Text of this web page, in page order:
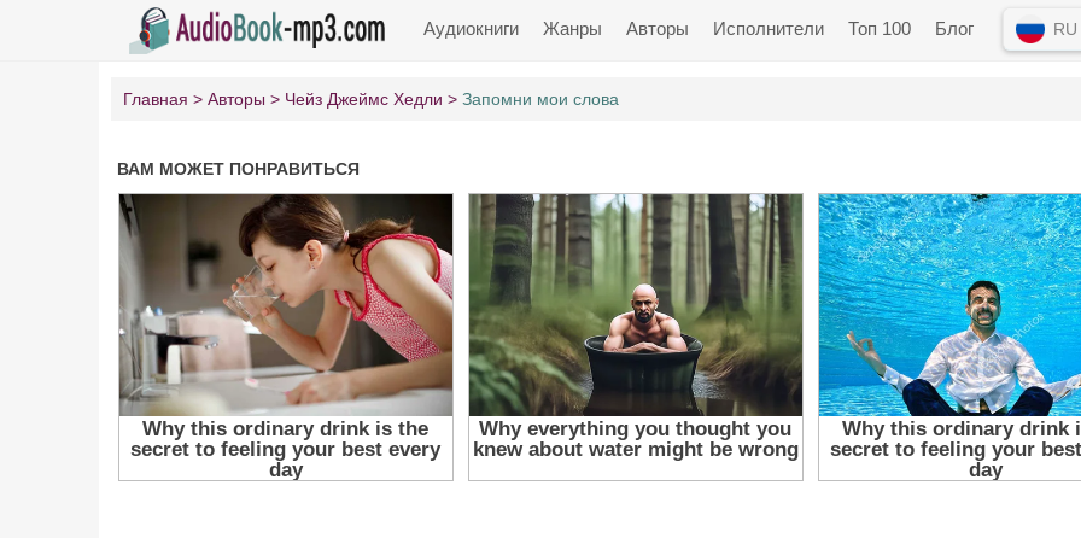
Аудиокниги Жанры Авторы Исполнители Топ 100 Блог RU
Главная Авторы Чейз Джеймс Хедли Запомни мои слова